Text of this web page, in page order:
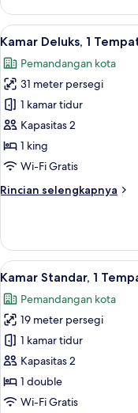
Rokok
Kamar
Deluks,
1
Tidur
King,
Bebas
Asap
Rokok
Lihat
semua
foto
untuk
Kamar
Deluks,
1
Tempat
King,
6
Kamar Deluks, 1
Pemandangan kota
31 meter persegi
1 kamar tidur
Kapasitas 2
1 king
Wi-Fi Gratis
Rincian selengkapnya
Rincian
Kamar
Deluks,
1
Tidur
King,
Boleh
Merokok
Lihat
semua
foto
untuk
Kamar
Standar,
1
Tempat
4
Kamar Standar, 1
Pemandangan kota
19 meter persegi
1 kamar tidur
Kapasitas 2
1 double
Wi-Fi Gratis